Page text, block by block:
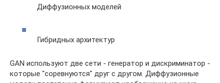
Диффузионных моделей
Гибридных архитектур
GAN используют две сети - генератор и дискриминатор -
которые "соревнуются" друг с другом. Диффузионные